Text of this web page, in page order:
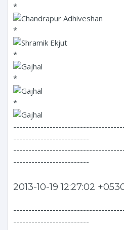
*
*
*
*
*
-------------------------
-------------------------
2013-10-19 12:27:02 +0530
-------------------------